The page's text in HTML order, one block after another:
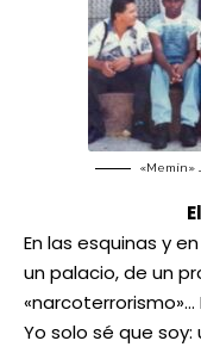
«Memín»
En las esquinas y
un palacio, de un
Yo solo sé que